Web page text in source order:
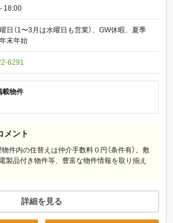
18:00
日（1〜3月は水曜日も営業）、GW休暇、夏季
末年始
6291
載物件
メント
件内の住替えは仲介手数料０円（条件有）。敷
製品付き物件等、豊富な物件情報を取り揃え
詳細を見る